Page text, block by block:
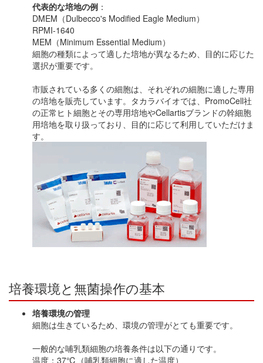
代表的な培地の例 ：
DMEM（Dulbecco's Modified Eagle Medium）
RPMI-1640
MEM（Minimum Essential Medium）
細胞の種類によって適した培地が異なるため、目的に応じた
選択が重要です。
市販されている多くの細胞は、それぞれの細胞に適した専用
の培地を販売しています。タカラバイオでは、PromoCell社
の正常ヒト細胞とその専用培地やCellartisブランドの幹細胞
用培地を取り扱っており、目的に応じて利用していただけま
す。
培養環境と無菌操作の基本
培養環境の管理
細胞は生きているため、環境の管理がとても重要です。
一般的な哺乳類細胞の培養条件は以下の通りです。
温度：37℃（哺乳類細胞に適した温度）